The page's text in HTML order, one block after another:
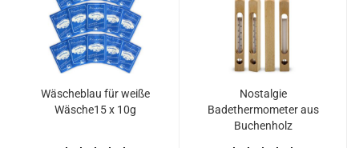
Wäscheblau für weiße
Wäsche15 x 10g
Nostalgie
Badethermometer aus
Buchenholz